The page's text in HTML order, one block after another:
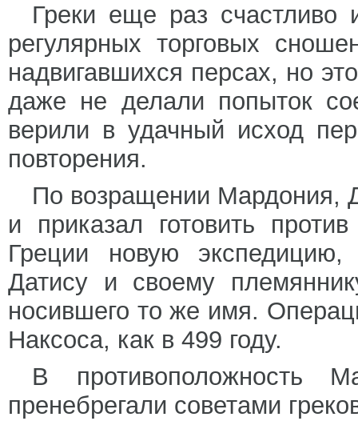
Греки еще раз счастливо
регулярных торговых
надвигавшихся персах, но
даже не делали попыток
верили в удачный исход
повторения.
По возращении Мардония,
и приказал готовить
Греции новую экспедицию,
Датису и своему
носившего то же имя.
Наксоса, как в 499 году.
В противоположность
пренебрегали советами